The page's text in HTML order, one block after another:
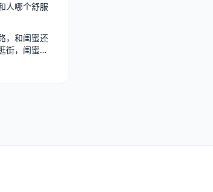
人哪个舒服
，和闺蜜还
街，闺蜜总